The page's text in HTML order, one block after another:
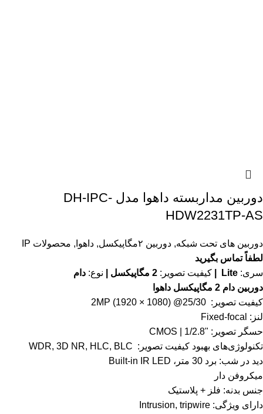
دوربین مداربسته داهوا مدل DH-IPC-
HDW2231TP-AS
دوربین های تحت شبکه, دوربین ۲مگاپیکسل , داهوا , محصولات IP
لطفاً تماس بگیرید
سری: Lite | کیفیت تصویر: نوع: دام
دوربین دام 2 مگاپیکسل داهوا
کیفیت تصویر: 2MP (1920 × 1080) @25/30
لنز: Fixed-focal
حسگر تصویر: "1/2.8 | CMOS
تکنولوژی‌های بهبود کیفیت تصویر: WDR, 3D NR, HLC, BLC
دید در شب: برد 30 متر، Built-in IR LED
میکروفن دار
جنس بدنه: فلز + پلاستیک
دارای ویژگی: Intrusion, tripwire